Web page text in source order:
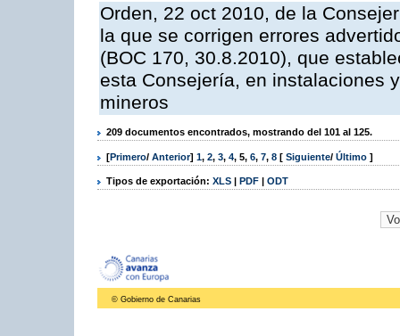
Orden, 22 oct 2010, de la
la que se corrigen errores
(BOC 170, 30.8.2010), que
esta Consejería, en instalaciones
mineros
209 documentos encontrados, mostrando del 101 al 125.
[Primero/ Anterior] 1, 2, 3, 4, 5, 6, 7, 8 [ Siguiente/ Último ]
Tipos de exportación: XLS | PDF | ODT
© Gobierno de Canarias